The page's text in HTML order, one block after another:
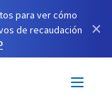
para ver cómo
de recaudación
×